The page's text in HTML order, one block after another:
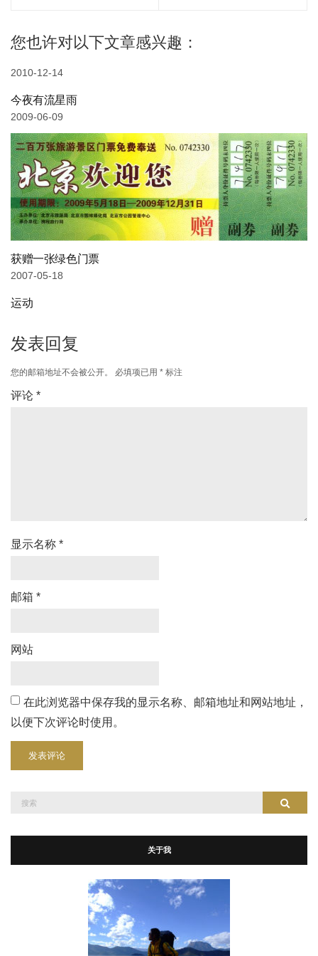
您也许对以下文章感兴趣：
2010-12-14
今夜有流星雨
2009-06-09
获赠一张绿色门票
2007-05-18
运动
发表回复
您的邮箱地址不会被公开。 必填项已用 * 标注
评论 *
显示名称 *
邮箱 *
网站
在此浏览器中保存我的显示名称、邮箱地址和网站地址，
以便下次评论时使用。
搜索
关于我